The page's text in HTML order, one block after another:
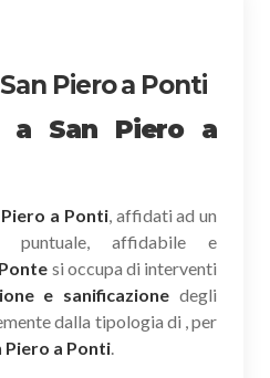
Piero a Ponti
a San Piero a
Piero a Ponti, affidati ad un
puntuale, affidabile e
si occupa di interventi
e sanificazione degli
dalla tipologia di , per
Piero a Ponti.